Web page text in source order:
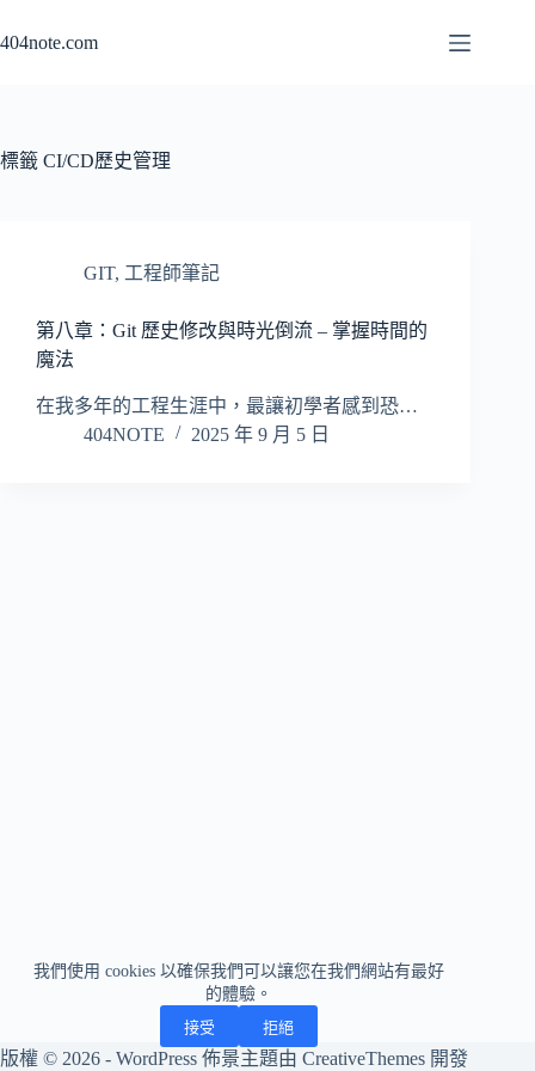
至
容
我們使用 cookies 以確保我們可以讓您在我們網站有最好
的體驗。
接受 拒絕
404note.com
標籤 CI/CD歷史管理
GIT, 工程師筆記
第八章：Git 歷史修改與時光倒流 – 掌握時間的
魔法
在我多年的工程生涯中，最讓初學者感到恐…
404NOTE
2025 年 9 月 5 日
版權 © 2026 - WordPress 佈景主題由 CreativeThemes 開發